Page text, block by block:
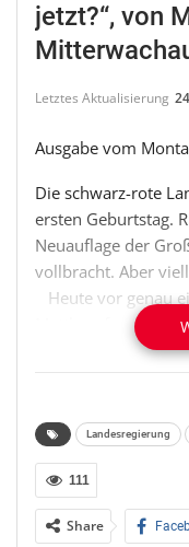
jetzt?“, von
Letztes Aktualisierung
Ausgabe vom
Die schwarz-rote
ersten Geburtstag.
Neuauflage der
vollbracht. Aber
Heute vor genau
Mattle gefreut.
Verlust von fast
Jahr lächelte Georg
drei als Erfolg. Vier
Jahr später sitzen
Dornauer fester
eine Große
Landesregierung
111
Share